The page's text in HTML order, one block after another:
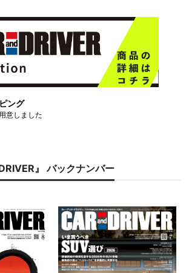
ング
意しました
』 バックナンバー